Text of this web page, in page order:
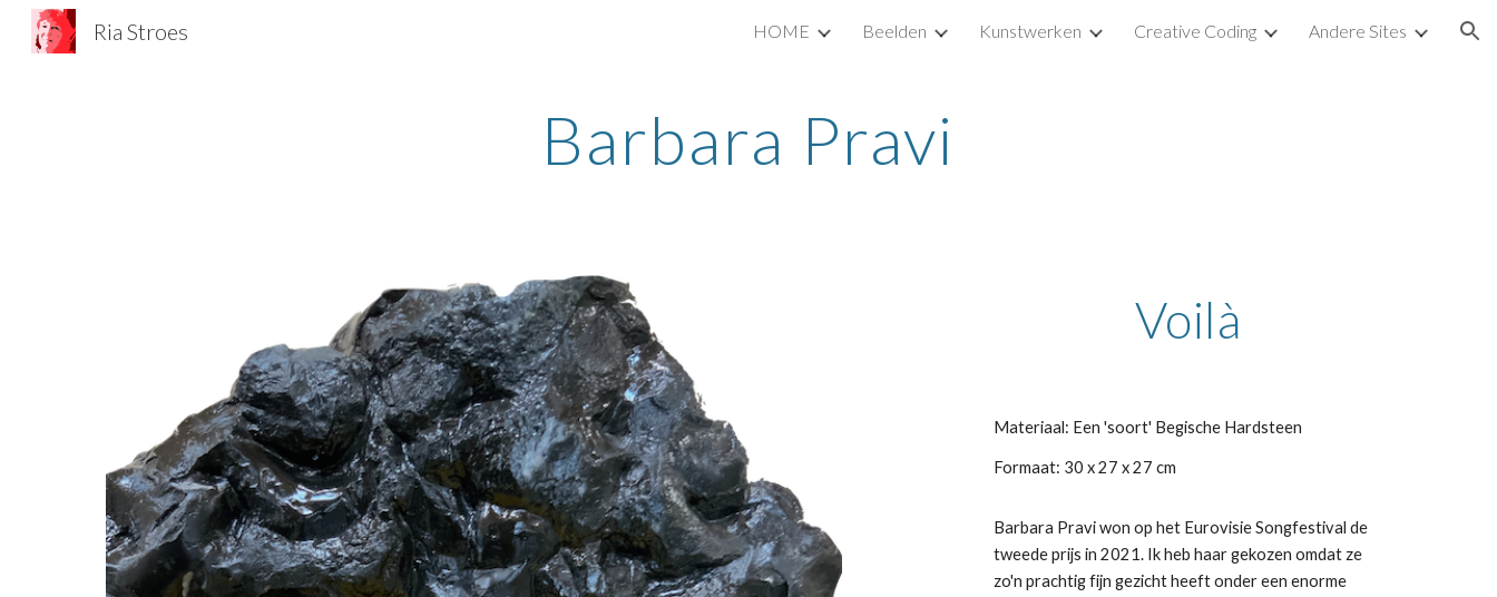
Skip to navigation
Ria Stroes HOME Beelden Kunstwerken Creative Coding Andere Sites
Barbara Pravi
Voilà
Materiaal: Een 'soort' Begische Hardsteen
Formaat: 30 x 27 x 27 cm
Barbara Pravi won op het Eurovisie Songfestival de
tweede prijs in 2021. Ik heb haar gekozen omdat ze
zo'n prachtig fijn gezicht heeft onder een enorme